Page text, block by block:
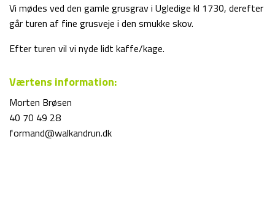
Vi mødes ved den gamle grusgrav i Ugledige kl 1730, derefter
går turen af fine grusveje i den smukke skov.
Efter turen vil vi nyde lidt kaffe/kage.
Værtens information:
Morten Brøsen
40 70 49 28
formand@walkandrun.dk